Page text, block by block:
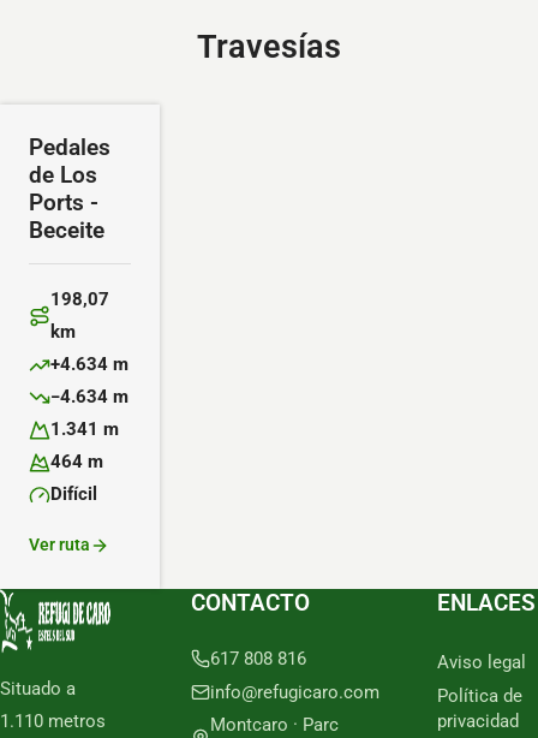
Travesías
Pedales
de Los
Ports -
Beceite
Distancia:
198,07
km
Desnivel positivo:
+4.634 m
Desnivel negativo:
−4.634 m
Altitud máxima:
1.341 m
Altitud mínima:
464 m
Dificultad:
Difícil
Ver ruta
Situado a
1.110 metros
CONTACTO
617 808 816
info@refugicaro.com
Montcaro · Parc
ENLACES
Aviso legal
Política de
privacidad